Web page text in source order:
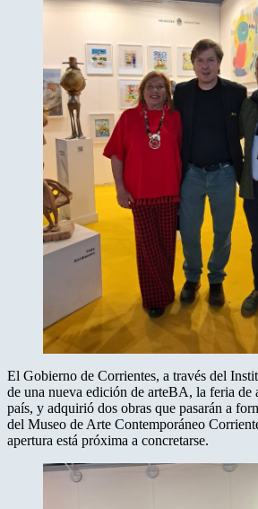
El Gobierno de Corrientes, a través del
de una nueva edición de arteBA, la feria de
país, y adquirió dos obras que pasarán a
del Museo de Arte Contemporáneo
apertura está próxima a concretarse.